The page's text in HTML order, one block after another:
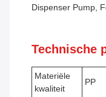
Dispenser Pump,
Technische
Materiële
kwaliteit
PP